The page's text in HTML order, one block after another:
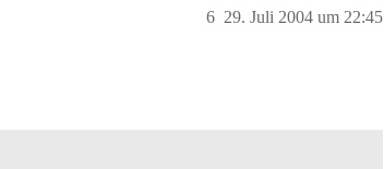
29. Juli 2004 um 22:45
6